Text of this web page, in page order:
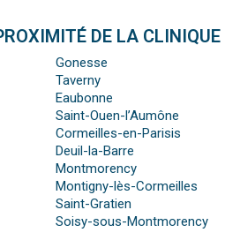
DE LA CLINIQUE
Gonesse
Taverny
Eaubonne
Saint-Ouen-l’Aumône
Cormeilles-en-Parisis
Deuil-la-Barre
Montmorency
Montigny-lès-Cormeilles
Saint-Gratien
Soisy-sous-Montmorency